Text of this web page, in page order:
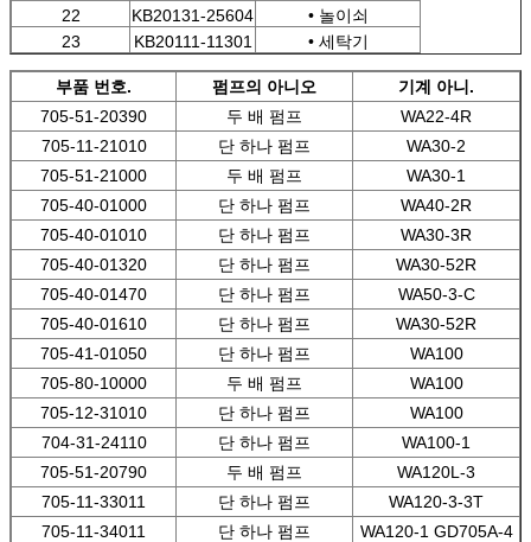
22
KB20131-25604
• 놀이쇠
23
KB20111-11301 • 세탁기
부품 번호. 펌프의 아니오
기계 아니.
705-51-20390
두 배 펌프
WA22-4R
705-11-21010
단 하나 펌프
WA30-2
705-51-21000
두 배 펌프
WA30-1
705-40-01000
단 하나 펌프
WA40-2R
705-40-01010
단 하나 펌프
WA30-3R
705-40-01320
단 하나 펌프
WA30-52R
705-40-01470
단 하나 펌프
WA50-3-C
705-40-01610
단 하나 펌프
WA30-52R
705-41-01050
단 하나 펌프
WA100
705-80-10000
두 배 펌프
WA100
705-12-31010
단 하나 펌프
WA100
704-31-24110
단 하나 펌프
WA100-1
705-51-20790
두 배 펌프
WA120L-3
705-11-33011
단 하나 펌프
WA120-3-3T
705-11-34011
단 하나 펌프
WA120-1 GD705A-4